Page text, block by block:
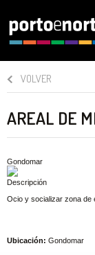
VOLVER
AREAL DE
Gondomar
Descripción
Ocio y socializar zona de
Ubicación: Gondomar